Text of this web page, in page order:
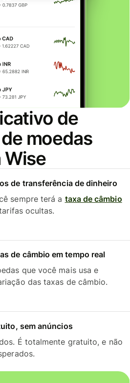
de
moedas
de transferência de dinheiro
sempre terá a taxa de câmbio
ocultas.
de câmbio em tempo real
que você mais usa e
das taxas de câmbio.
sem anúncios
É totalmente gratuito, e não